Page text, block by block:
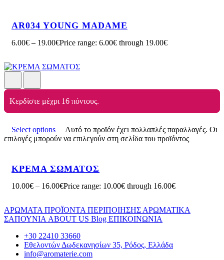
AR034 YOUNG MADAME
6.00€ – 19.00€Price range: 6.00€ through 19.00€
Κερδίστε μέχρι 16 πόντους.
Select options
Αυτό το προϊόν έχει πολλαπλές παραλλαγές. Οι
επιλογές μπορούν να επιλεγούν στη σελίδα του προϊόντος
ΚΡΕΜΑ ΣΩΜΑΤΟΣ
10.00€ – 16.00€Price range: 10.00€ through 16.00€
ΑΡΩΜΑΤΑ ΠΡΟΪΟΝΤΑ ΠΕΡΙΠΟΙΗΣΗΣ ΑΡΩΜΑΤΙΚΑ
ΣΑΠΟΥΝΙΑ ABOUT US Blog ΕΠΙΚΟΙΝΩΝΙΑ
+30 22410 33660
Εθελοντών Δωδεκανησίων 35, Ρόδος, Ελλάδα
info@aromaterie.com